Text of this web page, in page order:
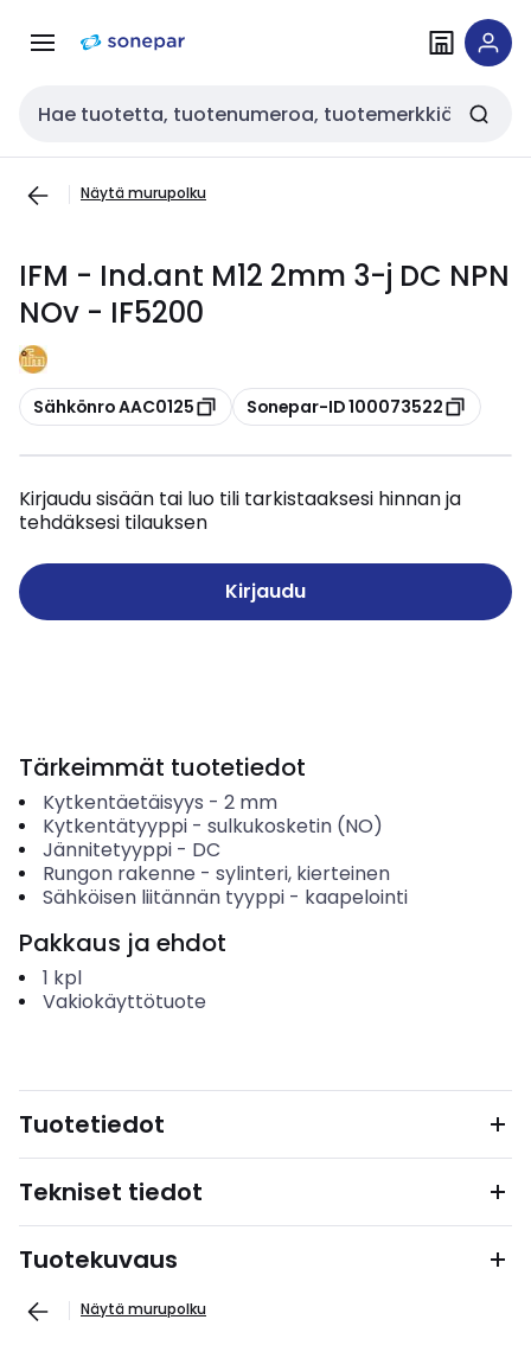
navigointiinsisältöön
Haku
Näytä murupolku
IFM - Ind.ant M12 2mm 3-j DC NPN
NOv - IF5200
Kopioi
Sähkönro AAC0125 Kopioi
Sonepar-ID 100073522
Kirjaudu sisään tai luo tili tarkistaaksesi hinnan ja
tehdäksesi tilauksen
Kirjaudu
Tärkeimmät tuotetiedot
Kytkentäetäisyys - 2 mm
Kytkentätyyppi- sulkukosketin (NO)
Jännitetyyppi- DC
Rungon rakenne - sylinteri, kierteinen
Sähköisen liitännän tyyppi- kaapelointi
Pakkaus ja ehdot
1 kpl
Vakiokäyttötuote
Tuotetiedot
Tekniset tiedot
Tuotekuvaus
Näytä murupolku